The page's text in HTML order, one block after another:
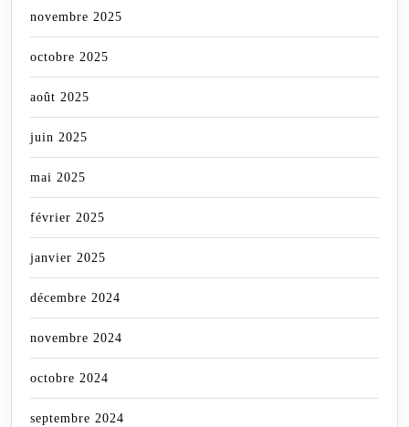
novembre 2025
octobre 2025
août 2025
juin 2025
mai 2025
février 2025
janvier 2025
décembre 2024
novembre 2024
octobre 2024
septembre 2024